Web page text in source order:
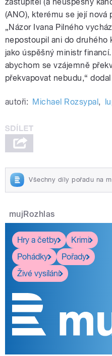
(ANO), kterému se její nová
„Názor Ivana Pilného
nepostoupil ani do druhého
jako úspěšný ministr
abychom se vzájemně
překvapovat nebudu,“
autoři: Michael Rozsypal,
Všechny díly pořadu na
mujRozhlas
Hry a četby
Krimi
Pohádky
Pořady
Živé vysílání